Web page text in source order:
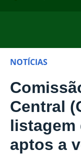
NOTÍCIAS
Central
listagem
aptos a